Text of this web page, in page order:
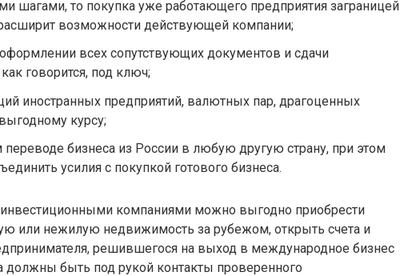
шагами, то покупка уже работающего предприятия заграницей
возможности действующей компании;
всех сопутствующих документов и сдачи
говорится, под ключ;
иностранных предприятий, валютных пар, драгоценных
курсу;
переводе бизнеса из России в любую другую страну, при этом
усилия с покупкой готового бизнеса.
компаниями можно выгодно приобрести
или нежилую недвижимость за рубежом, открыть счета и
решившегося на выход в международное бизнес
должны быть под рукой контакты проверенного